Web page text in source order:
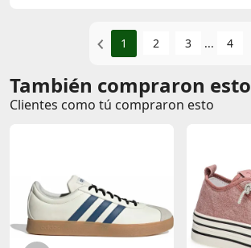
1 2 3 ... 4
También compraron esto
Clientes como tú compraron esto